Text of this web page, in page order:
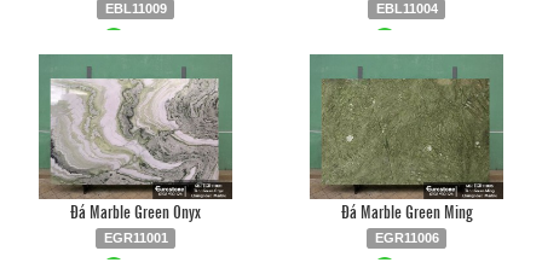
EBL11009 EBL11004
Đá Marble Green Onyx
EGR11001
Đá Marble Green Ming
EGR11006